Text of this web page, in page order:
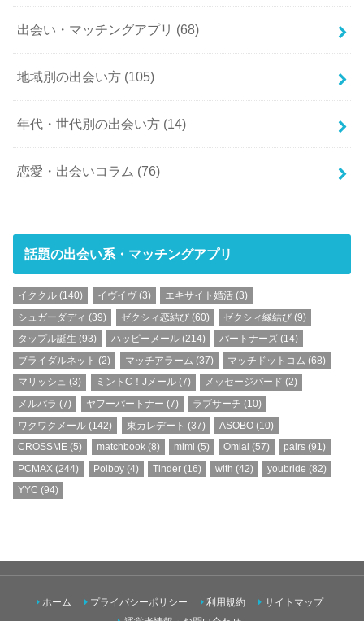
出会い・マッチングアプリ (68)
地域別の出会い方 (105)
年代・世代別の出会い方 (14)
恋愛・出会いコラム (76)
話題の出会い系・マッチングアプリ
イククル (140) イヴイヴ(3) エキサイト婚活(3)
シュガーダディ (39) ゼクシィ恋結び(60) ゼクシィ縁結び(9)
タップル誕生 (93) ハッピーメール(214) パートナーズ(14)
ブライダルネット (2) マッチアラーム (37) マッチドットコム (68)
マリッシュ (3) ミントC！Jメール(7) メッセージバード (2)
メルパラ (7) ヤフーパートナー (7) ラブサーチ (10)
ワクワクメール (142) 東カレデート (37) ASOBO(10)
CROSSME (5) matchbook(8) mimi (5) Omiai (57) pairs (91)
PCMAX (244) Poiboy(4) Tinder(16) with (42) youbride (82)
YYC (94)
ホーム プライバシーポリシー 利用規約
サイトマップ